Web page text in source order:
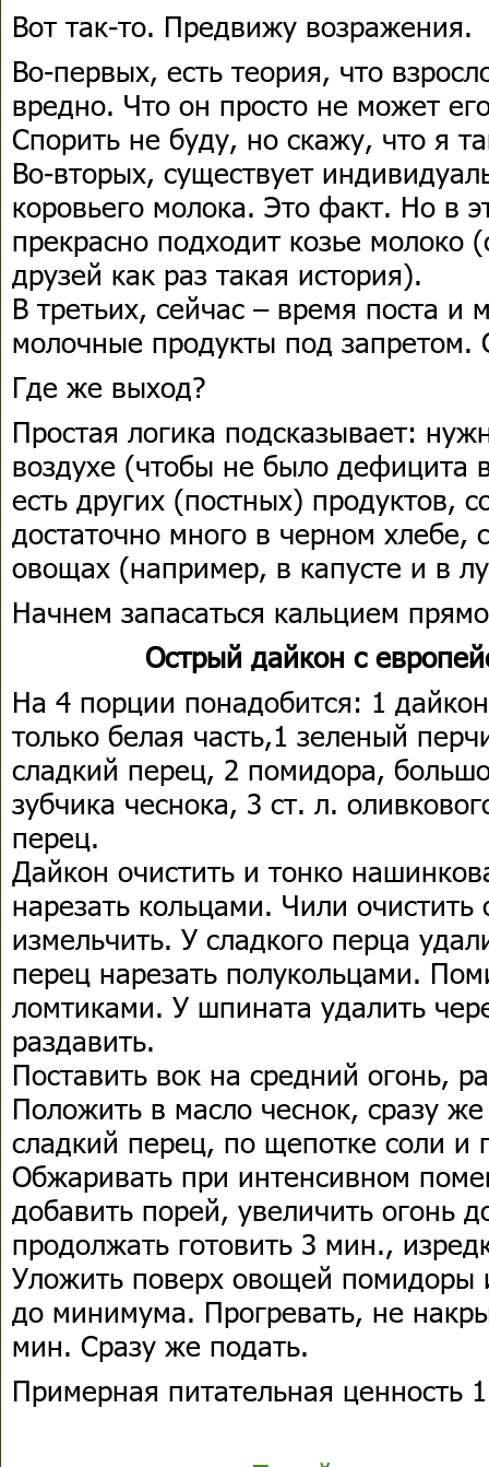
Вот так-то. Предвижу возражения.
Во-первых, есть теория, что
вредно. Что он просто не может
Спорить не буду, но скажу, что я
Во-вторых, существует
коровьего молока. Это факт. Но в
прекрасно подходит козье молоко
друзей как раз такая история).
В третьих, сейчас – время поста и
молочные продукты под запретом.
Где же выход?
Простая логика подсказывает:
воздухе (чтобы не было дефицита
есть других (постных) продуктов,
достаточно много в черном хлебе,
овощах (например, в капусте и в
Начнем запасаться кальцием
Острый дайкон с
На 4 порции понадобится: 1
только белая часть,1 зеленый
сладкий перец, 2 помидора,
зубчика чеснока, 3 ст. л.
перец.
Дайкон очистить и тонко
нарезать кольцами. Чили
измельчить. У сладкого перца
перец нарезать полукольцами.
ломтиками. У шпината удалить
раздавить.
Поставить вок на средний огонь,
Положить в масло чеснок, сразу
сладкий перец, по щепотке соли и
Обжаривать при интенсивном
добавить порей, увеличить огонь
продолжать готовить 3 мин.,
Уложить поверх овощей помидоры
до минимума. Прогревать, не
мин. Сразу же подать.
Примерная питательная ценность